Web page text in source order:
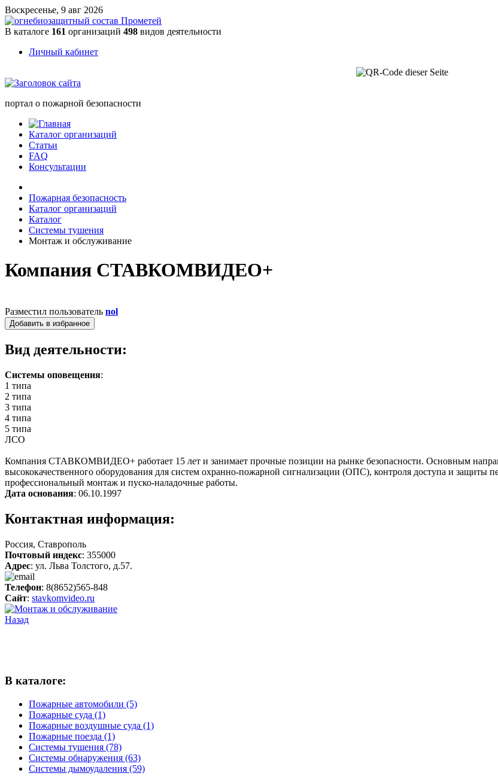
Воскресенье, 9 авг 2026
В каталоге 161 организаций 498 видов деятельности
Личный кабинет
портал о пожарной безопасности
Каталог организаций
Статьи
FAQ
Консультации
Пожарная безопасность
Каталог организаций
Каталог
Системы тушения
Монтаж и обслуживание
Компания СТАВКОМВИДЕО+
Разместил пользователь nol
Добавить в избранное
Вид деятельности:
Системы оповещения:
1 типа
2 типа
3 типа
4 типа
5 типа
ЛСО
Компания СТАВКОМВИДЕО+ работает 15 лет и занимает прочные позиции на рынке безопасности. Основным
высококачественного оборудования для систем охранно-пожарной сигнализации (ОПС), контроля доступа и
профессиональный монтаж и пуско-наладочные работы.
Дата основания: 06.10.1997
Контактная информация:
Россия, Ставрополь
Почтовый индекс: 355000
Адрес: ул. Льва Толстого, д.57.
Телефон: 8(8652)565-848
Сайт: stavkomvideo.ru
Назад
В каталоге:
Пожарные автомобили (5)
Пожарные суда (1)
Пожарные воздушные суда (1)
Пожарные поезда (1)
Системы тушения (78)
Системы обнаружения (63)
Системы дымоудаления (59)